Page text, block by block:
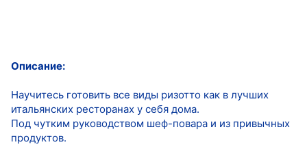
Описание:
Научитесь готовить все виды ризотто как в лучших
итальянских ресторанах у себя дома.
Под чутким руководством шеф-повара и из привычных
продуктов.